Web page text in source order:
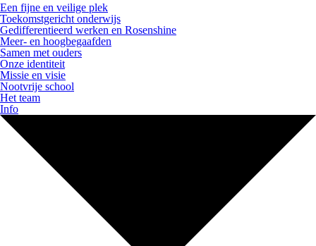
Een fijne en veilige plek
Toekomstgericht onderwijs
Gedifferentieerd werken en Rosenshine
Meer- en hoogbegaafden
Samen met ouders
Onze identiteit
Missie en visie
Nootvrije school
Het team
Info